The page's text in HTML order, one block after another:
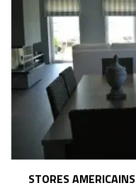
STORES